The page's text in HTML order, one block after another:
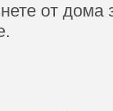
от дома